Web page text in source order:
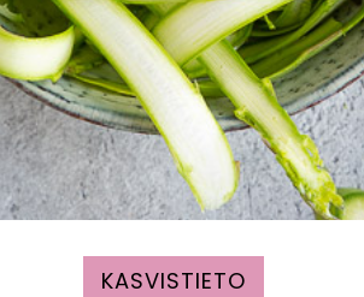
KASVISTIETO